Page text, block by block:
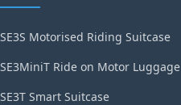
SE3S Motorised Riding Suitcase
SE3MiniT Ride on Motor Luggage
SE3T Smart Suitcase